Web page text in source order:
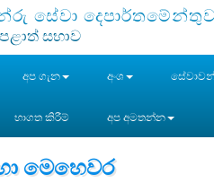
සේවා
සභාව
අප ගැන අංශ
භාගත කිරීම් අප අමතන්න
මෙහෙවර